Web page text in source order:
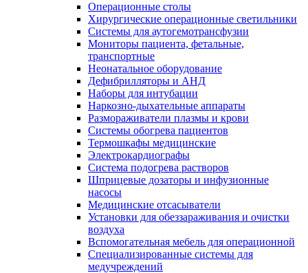
Операционные столы
Хирургические операционные светильники
Системы для аутогемотрансфузии
Мониторы пациента, фетальные,
транспортные
Неонатальное оборудование
Дефибрилляторы и АНД
Наборы для интубации
Наркозно-дыхательные аппараты
Размораживатели плазмы и крови
Системы обогрева пациентов
Термошкафы медицинские
Электрокардиографы
Cистема подогрева растворов
Шприцевые дозаторы и инфузионные
насосы
Медицинские отсасыватели
Установки для обеззараживания и очистки
воздуха
Вспомогательная мебель для операционной
Специализированные системы для
медучреждений